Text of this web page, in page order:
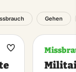
Gehen
Maak